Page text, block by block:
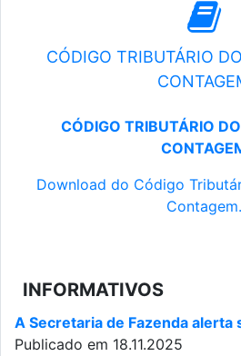
CÓDIGO TRIBUTÁRIO
CÓDIGO TRIBUTÁRIO
Download do Código
Contagem.
INFORMATIVOS
A Secretaria de Fazenda alerta
Publicado em 18.11.2025